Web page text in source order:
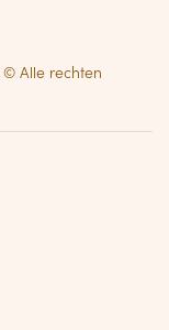
Alle rechten